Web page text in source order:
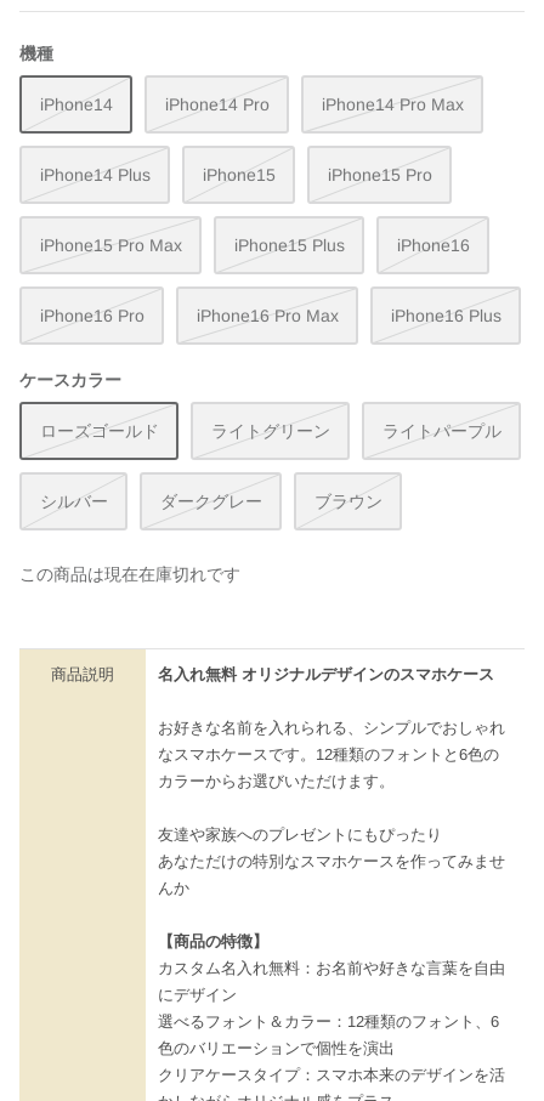
機種
iPhone14 iPhone14 Pro iPhone14 Pro Max
iPhone14 Plus iPhone15 iPhone15 Pro
iPhone15 Pro Max iPhone15 Plus iPhone16
iPhone16 Pro iPhone16 Pro Max iPhone16 Plus
ケースカラー
ローズゴールド ライトグリーン ライトパープル
シルバー ダークグレー ブラウン
この商品は現在在庫切れです
商品説明 名入れ無料 オリジナルデザインのスマホケース
お好きな名前を入れられる、シンプルでおしゃれ
なスマホケースです。12種類のフォントと6色の
カラーからお選びいただけます。
友達や家族へのプレゼントにもぴったり
あなただけの特別なスマホケースを作ってみませ
んか
【商品の特徴】
カスタム名入れ無料：お名前や好きな言葉を自由
にデザイン
選べるフォント＆カラー：12種類のフォント、6
色のバリエーションで個性を演出
クリアケースタイプ：スマホ本来のデザインを活